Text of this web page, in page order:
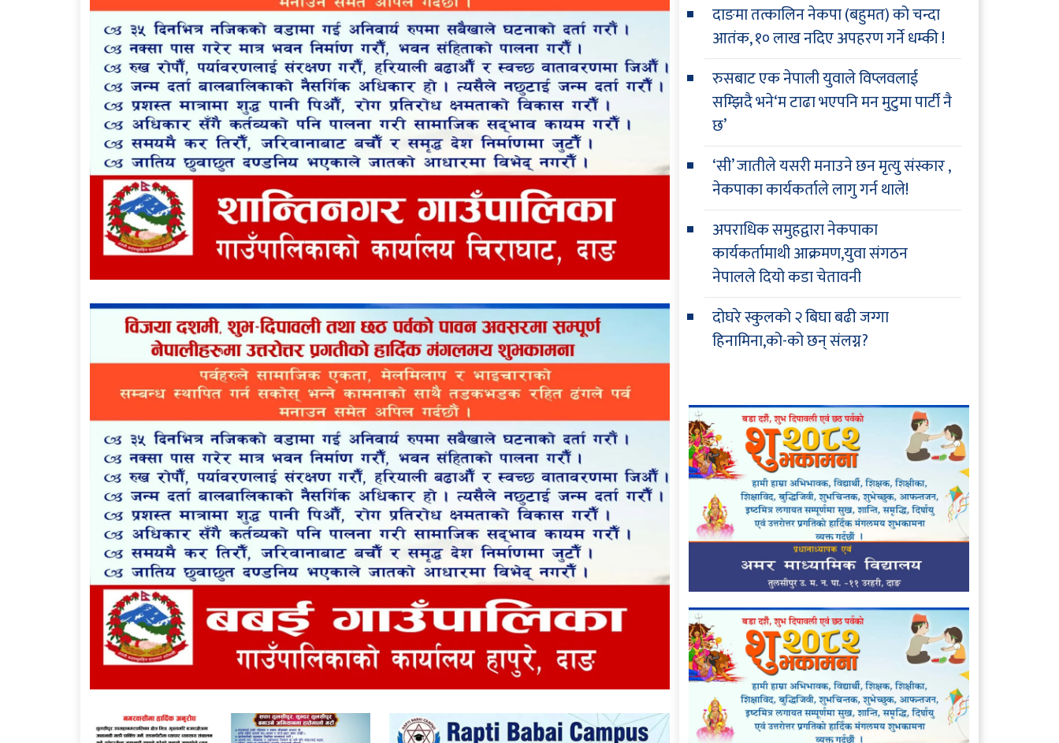
दाङमा तत्कालिन नेकपा (बहुमत) को चन्दा
आतंक, १० लाख नदिए अपहरण गर्ने धम्की !
रुसबाट एक नेपाली युवाले विप्लवलाई
सम्झिदै भने‘म टाढा भएपनि मन मुटुमा पार्टी नै
छ’
‘सी’ जातीले यसरी मनाउने छन मृत्यु संस्कार ,
नेकपाका कार्यकर्ताले लागु गर्न थाले!
अपराधिक समुहद्वारा नेकपाका
कार्यकर्तामाथी आक्रमण,युवा संगठन
नेपालले दियो कडा चेतावनी
दोघरे स्कुलको २ बिघा बढी जग्गा
हिनामिना,को-को छन् संलग्न?